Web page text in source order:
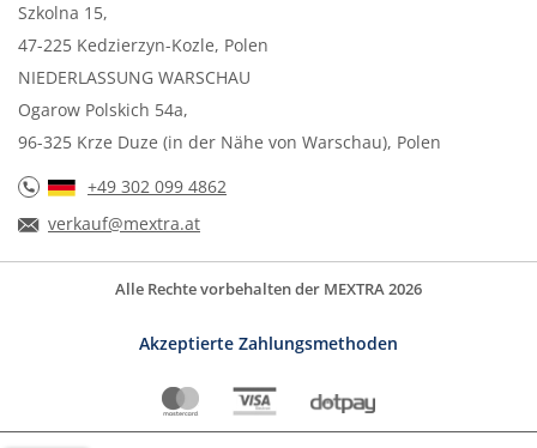
Szkolna 15,
47-225 Kedzierzyn-Kozle, Polen
NIEDERLASSUNG WARSCHAU
Ogarow Polskich 54a,
96-325 Krze Duze (in der Nähe von Warschau), Polen
+49 302 099 4862
verkauf@mextra.at
Alle Rechte vorbehalten der MEXTRA 2026
Akzeptierte Zahlungsmethoden